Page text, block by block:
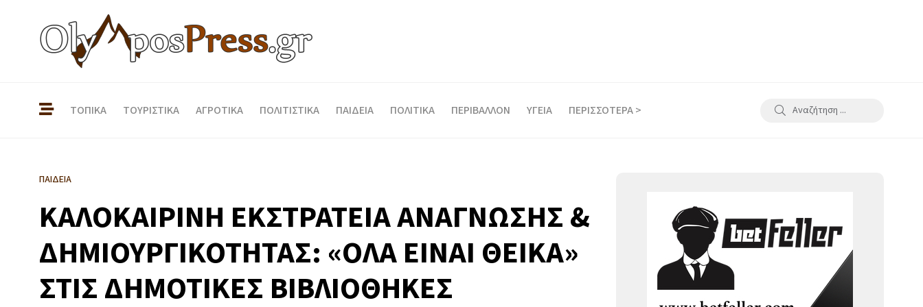
ΤΟΠΙΚΑ ΤΟΥΡΙΣΤΙΚΑ ΑΓΡΟΤΙΚΑ ΠΟΛΙΤΙΣΤΙΚΑ ΠΑΙΔΕΙΑ ΠΟΛΙΤΙΚΑ ΠΕΡΙΒΑΛΛΟΝ ΥΓΕΙΑ ΠΕΡΙΣΣΟΤΕΡΑ >
ΠΑΙΔΕΙΑ
ΚΑΛΟΚΑΙΡΙΝΗ ΕΚΣΤΡΑΤΕΙΑ ΑΝΑΓΝΩΣΗΣ &
ΔΗΜΙΟΥΡΓΙΚΟΤΗΤΑΣ: «ΟΛΑ ΕΙΝΑΙ ΘΕΙΚΑ»
ΣΤΙΣ ΔΗΜΟΤΙΚΕΣ ΒΙΒΛΙΟΘΗΚΕΣ